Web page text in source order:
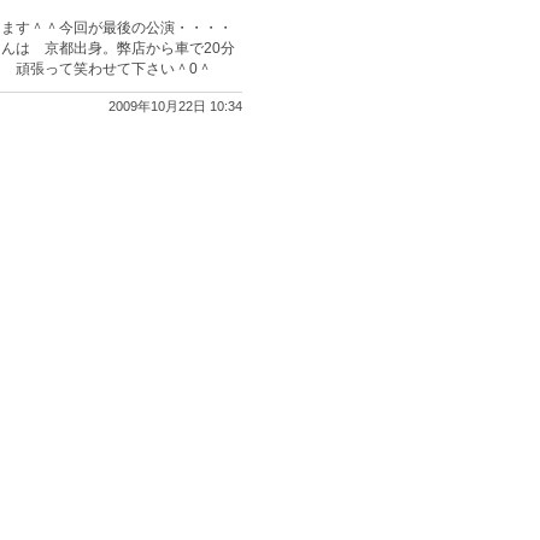
＾＾今回が最後の公演・・・・
は 京都出身。弊店から車で20分
張って笑わせて下さい＾0＾
2009年10月22日 10:34